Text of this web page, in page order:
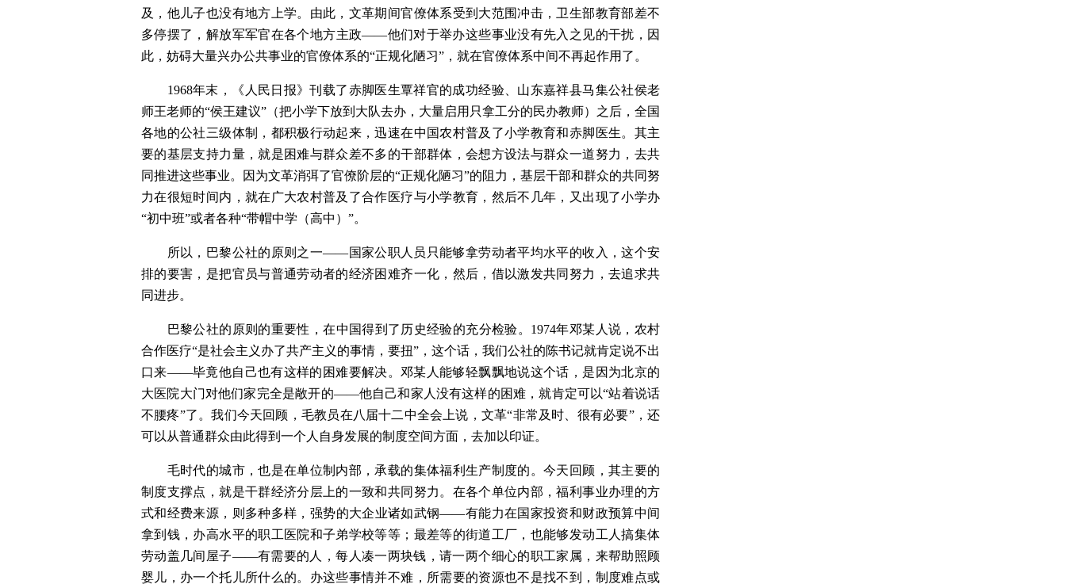
及，他儿子也没有地方上学。由此，文革期间官僚体系受到大范围冲击，卫生部教育部差不
多停摆了，解放军军官在各个地方主政——他们对于举办这些事业没有先入之见的干扰，因
此，妨碍大量兴办公共事业的官僚体系的“正规化陋习”，就在官僚体系中间不再起作用了。
1968年末，《人民日报》刊载了赤脚医生覃祥官的成功经验、山东嘉祥县马集公社侯老
师王老师的“侯王建议”（把小学下放到大队去办，大量启用只拿工分的民办教师）之后，全国
各地的公社三级体制，都积极行动起来，迅速在中国农村普及了小学教育和赤脚医生。其主
要的基层支持力量，就是困难与群众差不多的干部群体，会想方设法与群众一道努力，去共
同推进这些事业。因为文革消弭了官僚阶层的“正规化陋习”的阻力，基层干部和群众的共同努
力在很短时间内，就在广大农村普及了合作医疗与小学教育，然后不几年，又出现了小学办
“初中班”或者各种“带帽中学（高中）”。
所以，巴黎公社的原则之一——国家公职人员只能够拿劳动者平均水平的收入，这个安
排的要害，是把官员与普通劳动者的经济困难齐一化，然后，借以激发共同努力，去追求共
同进步。
巴黎公社的原则的重要性，在中国得到了历史经验的充分检验。1974年邓某人说，农村
合作医疗“是社会主义办了共产主义的事情，要扭”，这个话，我们公社的陈书记就肯定说不出
口来——毕竟他自己也有这样的困难要解决。邓某人能够轻飘飘地说这个话，是因为北京的
大医院大门对他们家完全是敞开的——他自己和家人没有这样的困难，就肯定可以“站着说话
不腰疼”了。我们今天回顾，毛教员在八届十二中全会上说，文革“非常及时、很有必要”，还
可以从普通群众由此得到一个人自身发展的制度空间方面，去加以印证。
毛时代的城市，也是在单位制内部，承载的集体福利生产制度的。今天回顾，其主要的
制度支撑点，就是干群经济分层上的一致和共同努力。在各个单位内部，福利事业办理的方
式和经费来源，则多种多样，强势的大企业诸如武钢——有能力在国家投资和财政预算中间
拿到钱，办高水平的职工医院和子弟学校等等；最差等的街道工厂，也能够发动工人搞集体
劳动盖几间屋子——有需要的人，每人凑一两块钱，请一两个细心的职工家属，来帮助照顾
婴儿，办一个托儿所什么的。办这些事情并不难，所需要的资源也不是找不到，制度难点或